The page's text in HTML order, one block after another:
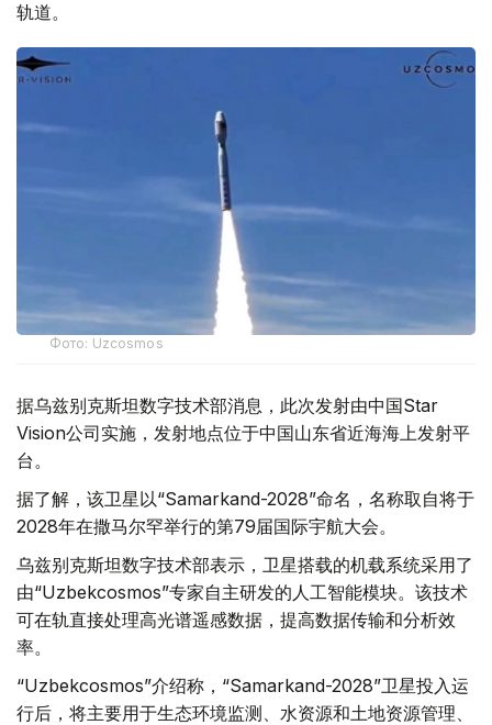
轨道。
Фото: Uzcosmos
据乌兹别克斯坦数字技术部消息，此次发射由中国Star
Vision公司实施，发射地点位于中国山东省近海海上发射平
台。
据了解，该卫星以“Samarkand-2028”命名，名称取自将于
2028年在撒马尔罕举行的第79届国际宇航大会。
乌兹别克斯坦数字技术部表示，卫星搭载的机载系统采用了
由“Uzbekcosmos”专家自主研发的人工智能模块。该技术
可在轨直接处理高光谱遥感数据，提高数据传输和分析效
率。
“Uzbekcosmos”介绍称，“Samarkand-2028”卫星投入运
行后，将主要用于生态环境监测、水资源和土地资源管理、